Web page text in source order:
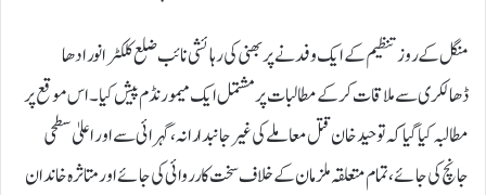
منگل کے روز تنظیم کے ایک وفد نے پربھنی کی رہائشی نائب ضلع کلکٹر انورادھا
ڈھالکری سے ملاقات کرکے مطالبات پر مشتمل ایک میمورنڈم پیش کیا۔ اس موقع پر
مطالبہ کیا گیا کہ توحید خان قتل معاملے کی غیرجانبدارانہ، گہرائی سے اور اعلیٰ سطحی
جانچ کی جائے، تمام متعلقہ ملزمان کے خلاف سخت کارروائی کی جائے اور متاثرہ خاندان